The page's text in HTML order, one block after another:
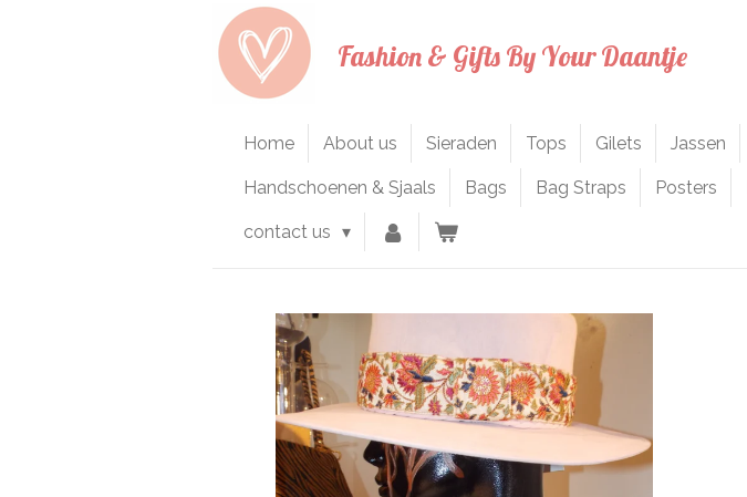
Fashion & Gifts By Your Daantje
Home About us Sieraden Tops Gilets Jassen
Handschoenen & Sjaals Bags Bag Straps Posters
contact us